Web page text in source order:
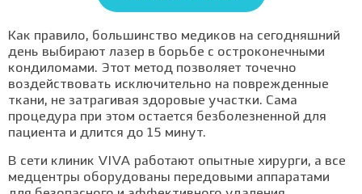
Как правило, большинство медиков на сегодняшний
день выбирают лазер в борьбе с остроконечными
кондиломами. Этот метод позволяет точечно
воздействовать исключительно на поврежденные
ткани, не затрагивая здоровые участки. Сама
процедура при этом остается безболезненной для
пациента и длится до 15 минут.
В сети клиник VIVA работают опытные хирурги, а все
медцентры оборудованы передовыми аппаратами